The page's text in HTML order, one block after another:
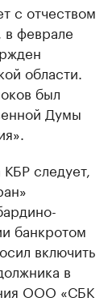
с отчеством
феврале
области.
был
Думы
следует,
банкротом
включить
в
ООО «СБК